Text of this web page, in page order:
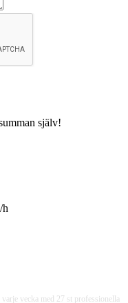
själv!
h
vecka med 27 st professionella